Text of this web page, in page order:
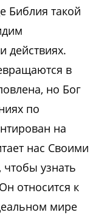
Библия такой
действиях.
в
но Бог
по
на
нас Своими
узнать
относится к
мире